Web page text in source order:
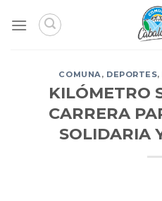
COMUNA, DEPORTES,
KILÓMETRO
CARRERA
SOLIDARIA